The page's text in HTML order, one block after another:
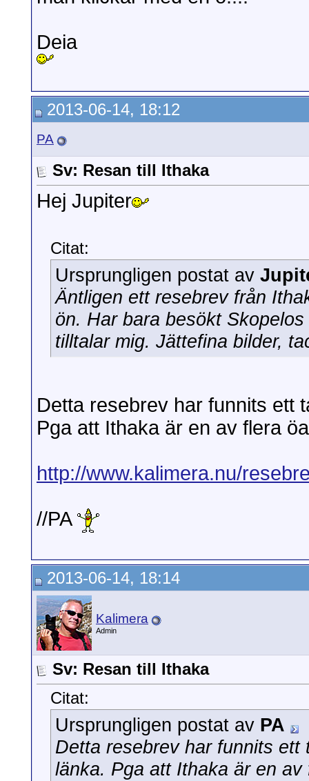
Deia
2013-06-14, 18:12
PA
Sv: Resan till Ithaka
Hej Jupiter
Citat:
Ursprungligen postat av
Äntligen ett resebrev från
ön. Har bara besökt
tilltalar mig. Jättefina bilder,
Detta resebrev har funnits ett
Pga att Ithaka är en av flera
http://www.kalimera.nu/
//PA
2013-06-14, 18:14
Kalimera
Admin
Sv: Resan till Ithaka
Citat:
Ursprungligen postat av PA
Detta resebrev har funnits
länka. Pga att Ithaka är en